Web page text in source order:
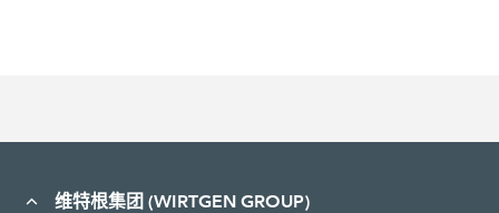
维特根集团 (WIRTGEN GROUP)